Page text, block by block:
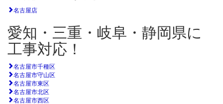
名古屋店
愛知・三重・岐阜・静岡県に
工事対応！
名古屋市千種区
名古屋市守山区
名古屋市東区
名古屋市北区
名古屋市西区